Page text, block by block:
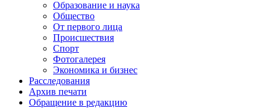
Образование и наука
Общество
От первого лица
Происшествия
Спорт
Фотогалерея
Экономика и бизнес
Расследования
Архив печати
Обращение в редакцию